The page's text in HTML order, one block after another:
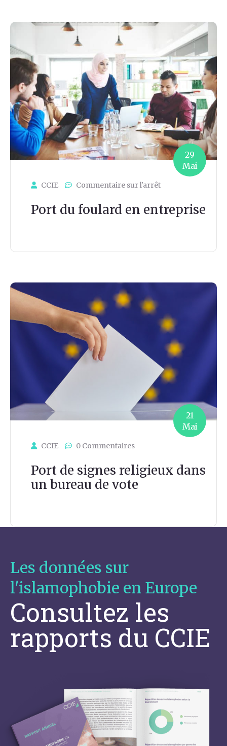
29
Mai
CCIE Commentaire sur l'arrêt
Port du foulard en entreprise
21
Mai
CCIE 0 Commentaires
Port de signes religieux dans
un bureau de vote
Les données sur
l'islamophobie en Europe
Consultez les
rapports du CCIE